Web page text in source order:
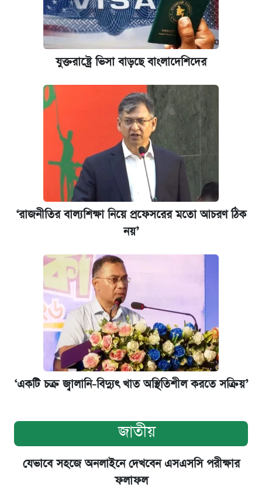
যুক্তরাষ্ট্রে ভিসা বাড়ছে বাংলাদেশিদের
‘রাজনীতির বাল্যশিক্ষা নিয়ে প্রফেসরের মতো আচরণ ঠিক
নয়’
‘একটি চক্র জ্বালানি-বিদ্যুৎ খাত অস্থিতিশীল করতে সক্রিয়’
জাতীয়
যেভাবে সহজে অনলাইনে দেখবেন এসএসসি পরীক্ষার
ফলাফল